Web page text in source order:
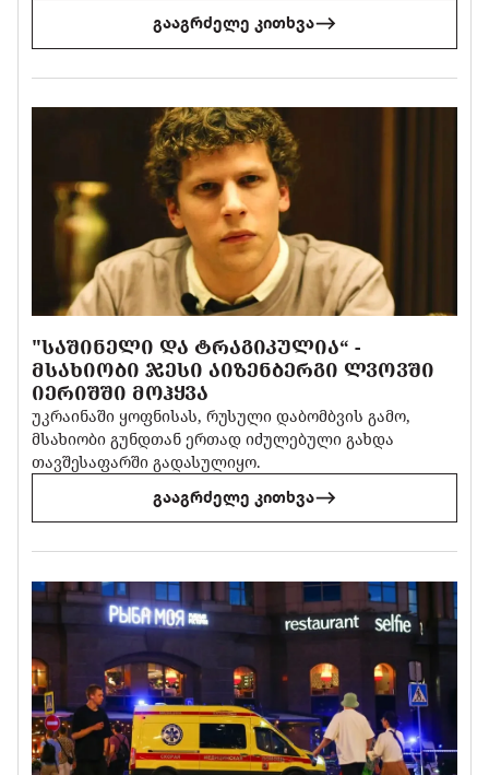
გააგრძელე კითხვა
"ᲡᲐᲨᲘᲜᲔᲚᲘ ᲓᲐ ᲢᲠᲐᲒᲘᲙᲣᲚᲘᲐ“ -
ᲛᲡᲐᲮᲘᲝᲑᲘ ᲯᲔᲡᲘ ᲐᲘᲖᲔᲜᲑᲔᲠᲒᲘ ᲚᲕᲝᲕᲨᲘ
ᲘᲔᲠᲘᲨᲨᲘ ᲛᲝᲰᲧᲕᲐ
უკრაინაში ყოფნისას, რუსული დაბომბვის გამო,
მსახიობი გუნდთან ერთად იძულებული გახდა
თავშესაფარში გადასულიყო.
გააგრძელე კითხვა